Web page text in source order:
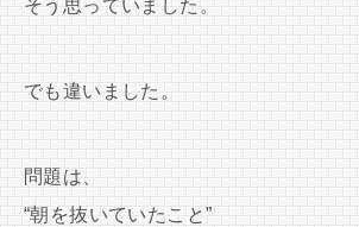
そう思っていました。
でも違いました。
問題は、
“朝を抜いていたこと”